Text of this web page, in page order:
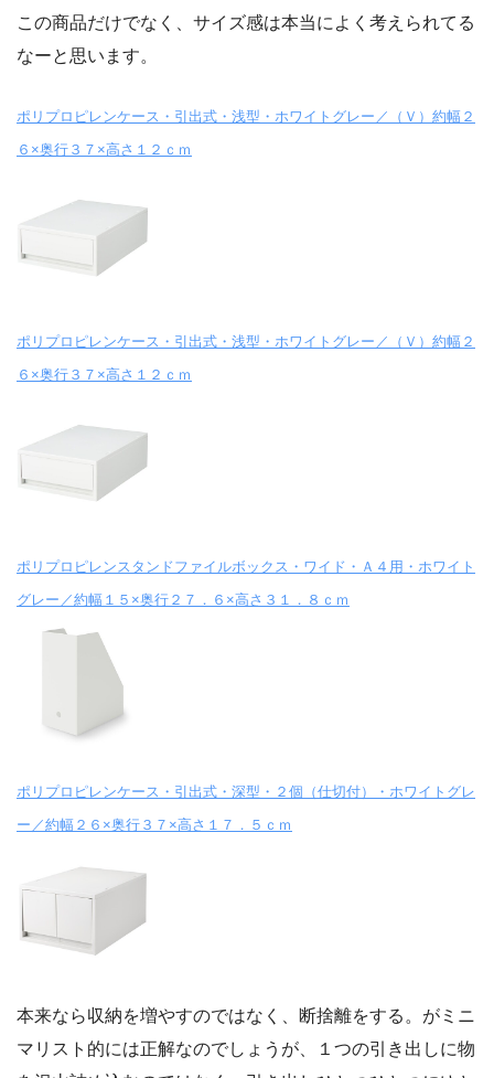
この商品だけでなく、サイズ感は本当によく考えられてる
なーと思います。
ポリプロピレンケース・引出式・浅型・ホワイトグレー／（Ｖ）約幅２
６×奥行３７×高さ１２ｃｍ
ポリプロピレンケース・引出式・浅型・ホワイトグレー／（Ｖ）約幅２
６×奥行３７×高さ１２ｃｍ
ポリプロピレンスタンドファイルボックス・ワイド・Ａ４用・ホワイト
グレー／約幅１５×奥行２７．６×高さ３１．８ｃｍ
ポリプロピレンケース・引出式・深型・２個（仕切付）・ホワイトグレ
ー／約幅２６×奥行３７×高さ１７．５ｃｍ
本来なら収納を増やすのではなく、断捨離をする。がミニ
マリスト的には正解なのでしょうが、１つの引き出しに物